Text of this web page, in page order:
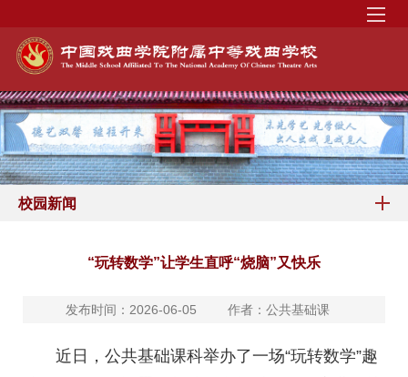
校园新闻
“玩转数学”让学生直呼“烧脑”又快乐
发布时间：2026-06-05 作者：公共基础课
近日，公共基础课科举办了一场“玩转数学”趣